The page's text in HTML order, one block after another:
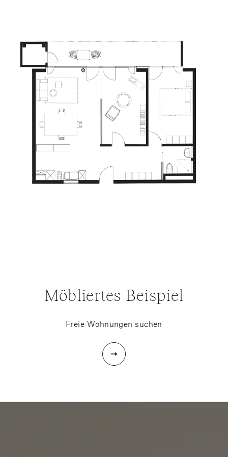
Möbliertes Beispiel
Freie Wohnungen suchen